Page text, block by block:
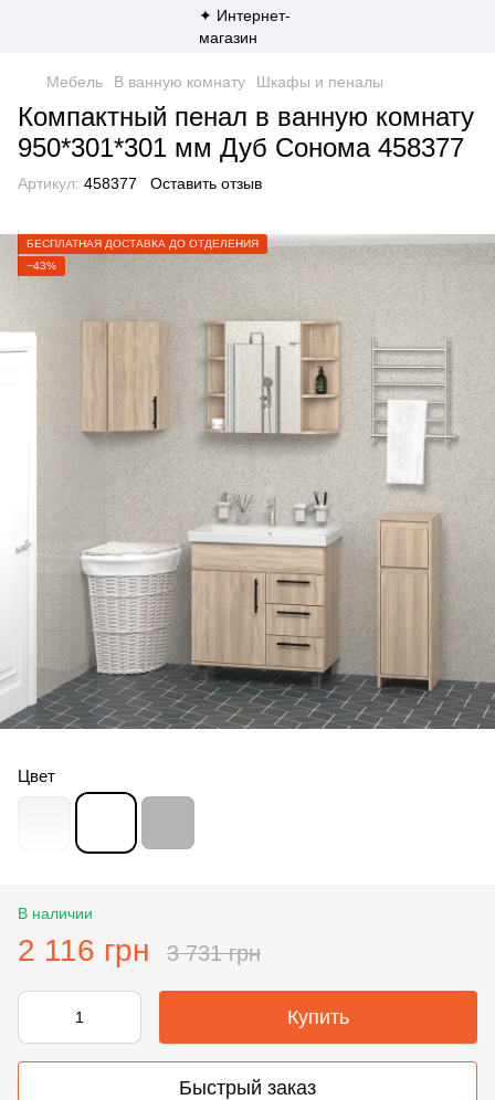
Мебель В ванную комнату Шкафы и пеналы
Компактный пенал в ванную комнату
950*301*301 мм Дуб Сонома 458377
Артикул: 458377 Оставить отзыв
БЕСПЛАТНАЯ ДОСТАВКА ДО ОТДЕЛЕНИЯ
−43%
Цвет
В наличии
2 116 грн 3 731 грн
Купить
Быстрый заказ